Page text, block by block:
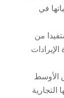
في
من
لقيادة الإيرادات
الأوسط
التجارية